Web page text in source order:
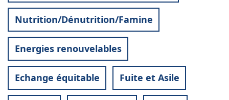
Nutrition/Dénutrition/Famine
Energies renouvelables
Echange équitable Fuite et Asile